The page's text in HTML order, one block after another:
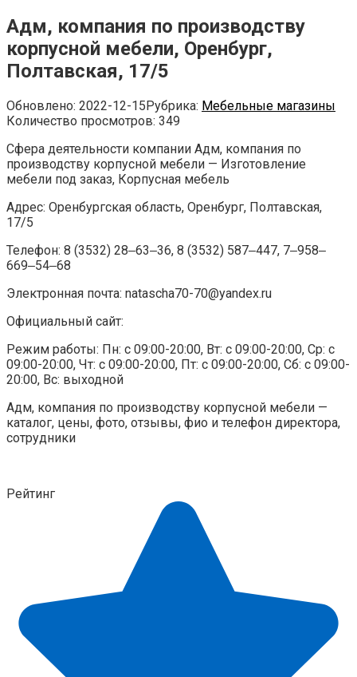
Адм, компания по производству
корпусной мебели, Оренбург,
Полтавская, 17/5
Обновлено: 2022-12-15Рубрика: Мебельные магазины
Количество просмотров: 349
Сфера деятельности компании Адм, компания по
производству корпусной мебели — Изготовление
мебели под заказ, Корпусная мебель
Адрес: Оренбургская область, Оренбург, Полтавская,
17/5
Телефон: 8 (3532) 28‒63‒36, 8 (3532) 587‒447, 7‒958‒
669‒54‒68
Электронная почта: natascha70-70@yandex.ru
Официальный сайт:
Режим работы: Пн: c 09:00-20:00, Вт: c 09:00-20:00, Ср: c
09:00-20:00, Чт: c 09:00-20:00, Пт: c 09:00-20:00, Сб: c 09:00-
20:00, Вс: выходной
Адм, компания по производству корпусной мебели —
каталог, цены, фото, отзывы, фио и телефон директора,
сотрудники
Рейтинг